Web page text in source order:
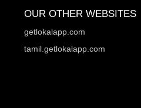
OUR OTHER WEBSITES
getlokalapp.com
tamil.getlokalapp.com